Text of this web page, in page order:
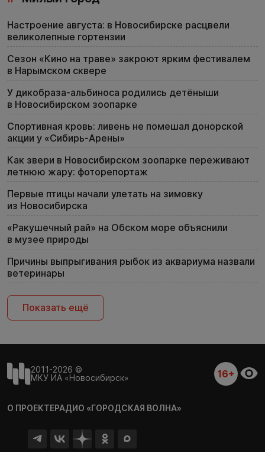
Настроение августа: в Новосибирске расцвели
великолепные гортензии
Сезон «Кино на траве» закроют ярким фестивалем
в Нарымском сквере
У дикобраза-альбиноса родились детёныши
в Новосибирском зоопарке
Спортивная кровь: ливень не помешал донорской
акции у «Сибирь-Арены»
Как звери в Новосибирском зоопарке переживают
летнюю жару: фоторепортаж
Первые птицы начали улетать на зимовку
из Новосибирска
«Ракушечный рай» на Обском море объяснили
в музее природы
Причины выпрыгивания рыбок из аквариума назвали
ветеринары
Показать ещё
2011-2026 ©
МКУ ИА «Новосибирск»
16+
О ПРОЕКТЕРАДИО «ГОРОДСКАЯ ВОЛНА»